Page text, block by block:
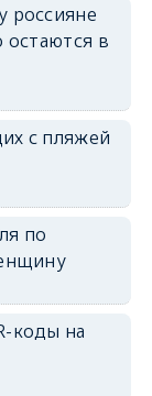
россияне
в
с пляжей
по
коды на